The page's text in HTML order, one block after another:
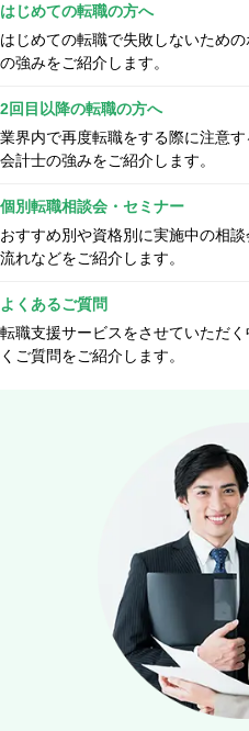
はじめての転職の方へ
はじめての転職で失敗しないため
の強みをご紹介します。
2回目以降の転職の方へ
業界内で再度転職をする際に注意
会計士の強みをご紹介します。
個別転職相談会・セミナー
おすすめ別や資格別に実施中の相
流れなどをご紹介します。
よくあるご質問
転職支援サービスをさせていただ
くご質問をご紹介します。